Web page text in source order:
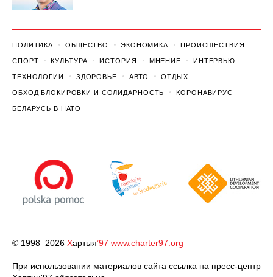
ПОЛИТИКА ОБЩЕСТВО ЭКОНОМИКА ПРОИСШЕСТВИЯ
СПОРТ КУЛЬТУРА ИСТОРИЯ МНЕНИЕ ИНТЕРВЬЮ
ТЕХНОЛОГИИ ЗДОРОВЬЕ АВТО ОТДЫХ
ОБХОД БЛОКИРОВКИ И СОЛИДАРНОСТЬ КОРОНАВИРУС
БЕЛАРУСЬ В НАТО
© 1998–2026 Хартыя’97 www.charter97.org
При использовании материалов сайта ссылка на пресс-центр